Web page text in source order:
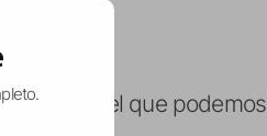
2
, en el que podemos